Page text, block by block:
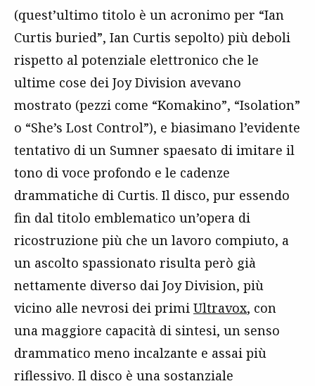
(quest’ultimo titolo è un acronimo per “Ian
Curtis buried”, Ian Curtis sepolto) più deboli
rispetto al potenziale elettronico che le
ultime cose dei Joy Division avevano
mostrato (pezzi come “Komakino”, “Isolation”
o “She’s Lost Control”), e biasimano l’evidente
tentativo di un Sumner spaesato di imitare il
tono di voce profondo e le cadenze
drammatiche di Curtis. Il disco, pur essendo
fin dal titolo emblematico un’opera di
ricostruzione più che un lavoro compiuto, a
un ascolto spassionato risulta però già
nettamente diverso dai Joy Division, più
vicino alle nevrosi dei primi Ultravox, con
una maggiore capacità di sintesi, un senso
drammatico meno incalzante e assai più
riflessivo. Il disco è una sostanziale